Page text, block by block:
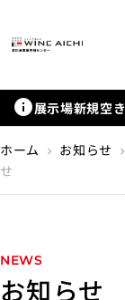
info展示場新規空
ホーム chevron_right お知らせ chevron_right
せ
NEWS
お知らせ